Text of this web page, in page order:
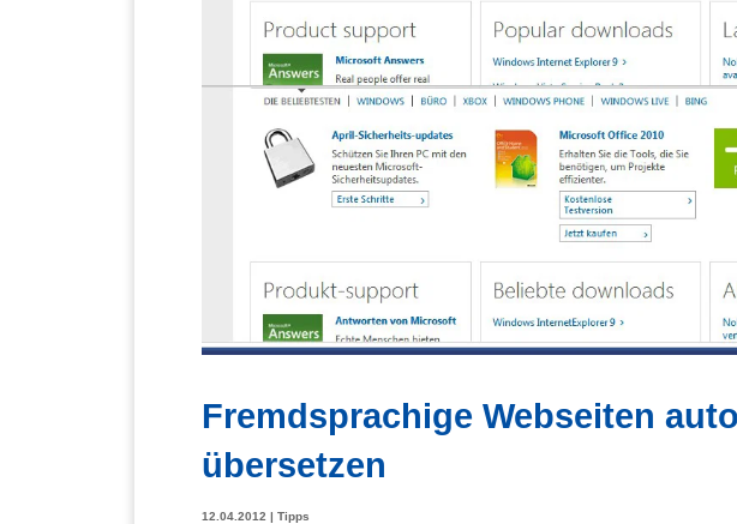
Fremdsprachige Webseiten
übersetzen
12.04.2012 | Tipps